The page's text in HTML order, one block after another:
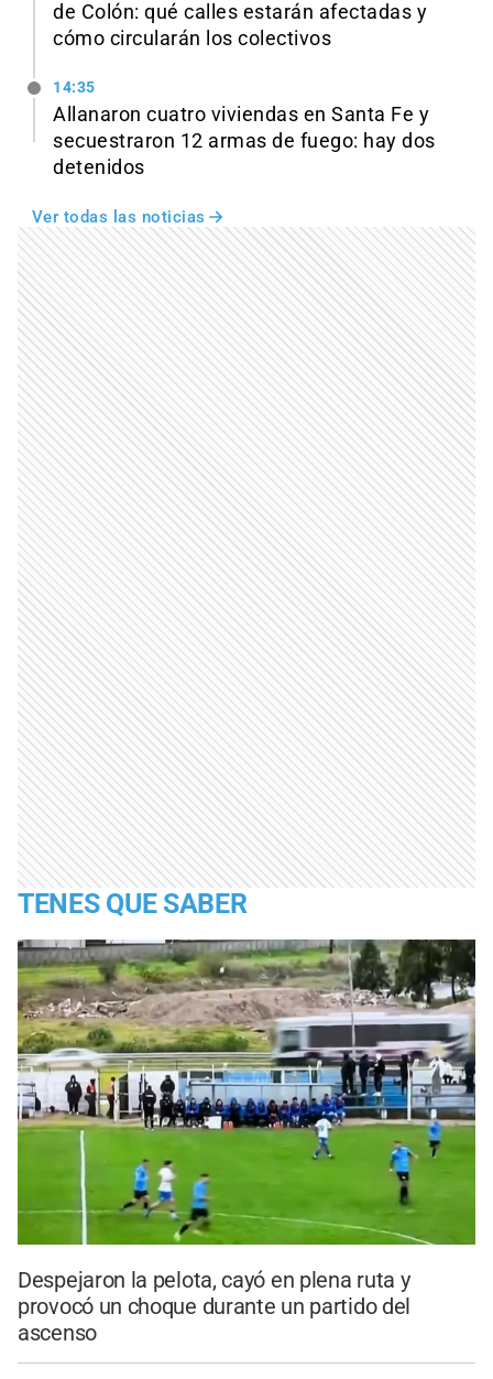
de Colón: qué calles estarán afectadas y
cómo circularán los colectivos
14:35
Allanaron cuatro viviendas en Santa Fe y
secuestraron 12 armas de fuego: hay dos
detenidos
Ver todas las noticias
TENES QUE SABER
Despejaron la pelota, cayó en plena ruta y
provocó un choque durante un partido del
ascenso